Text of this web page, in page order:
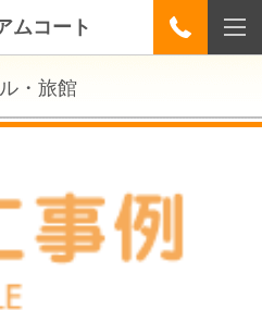
ムコート
・旅館